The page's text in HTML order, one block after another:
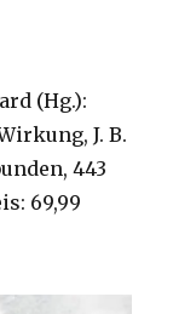
(Hg.):
J. B.
443
69,99